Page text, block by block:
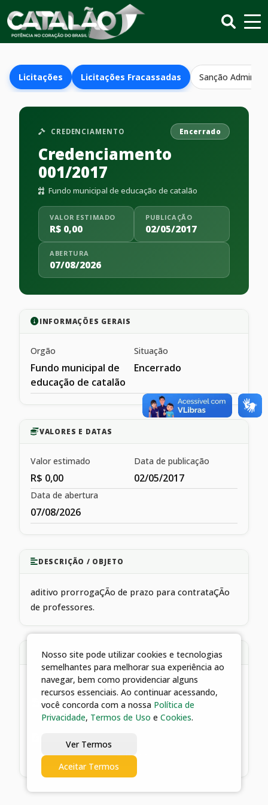
Licitações Licitações Fracassadas Sanção
CREDENCIAMENTO Encerrado
Credenciamento
001/2017
Fundo municipal de educação de catalão
VALOR ESTIMADO
R$ 0,00
PUBLICAÇÃO
02/05/2017
ABERTURA
07/08/2026
INFORMAÇÕES GERAIS
Orgão
Fundo municipal de
educação de catalão
Situação
Encerrado
VALORES E DATAS
Valor estimado
R$ 0,00
Data de publicação
02/05/2017
Data de abertura
07/08/2026
DESCRIÇÃO / OBJETO
aditivo prorrogaÇÃo de prazo para contrataÇÃo
de professores.
ARQUIVOS ANEXOS
1 arquivos
02/12/2021 23:29 | 1º TERMO ADITIVO DO
Baixar
Nosso site pode utilizar cookies e tecnologias
semelhantes para melhorar sua experiência ao
navegar, bem como providenciar alguns
recursos essenciais. Ao continuar acessando,
você concorda com a nossa Política de
Privacidade, Termos de Uso e Cookies.
Ver Termos
Aceitar Termos